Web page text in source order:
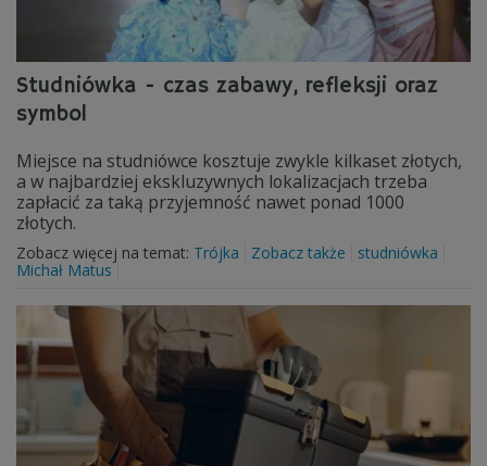
Studniówka - czas zabawy, refleksji oraz
symbol
Miejsce na studniówce kosztuje zwykle kilkaset złotych,
a w najbardziej ekskluzywnych lokalizacjach trzeba
zapłacić za taką przyjemność nawet ponad 1000
złotych.
Zobacz więcej na temat: Trójka Zobacz także
studniówka
Michał Matus